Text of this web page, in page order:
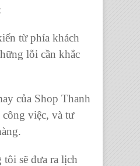
từ phía khách
lỗi cần khắc
của Shop Thanh
việc, và tư
tôi sẽ đưa ra lịch